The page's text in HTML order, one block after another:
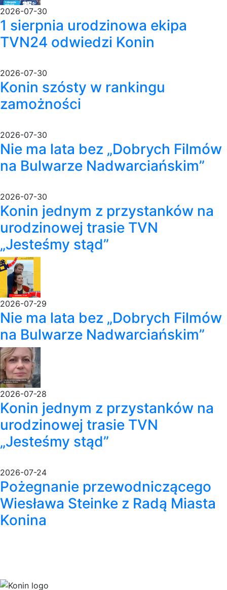
2026-07-30
1 sierpnia urodzinowa ekipa
TVN24 odwiedzi Konin
2026-07-30
Konin szósty w rankingu
zamożności
2026-07-30
Nie ma lata bez „Dobrych Filmów
na Bulwarze Nadwarciańskim”
2026-07-30
Konin jednym z przystanków na
urodzinowej trasie TVN
„Jesteśmy stąd”
2026-07-29
Nie ma lata bez „Dobrych Filmów
na Bulwarze Nadwarciańskim”
2026-07-28
Konin jednym z przystanków na
urodzinowej trasie TVN
„Jesteśmy stąd”
2026-07-24
Pożegnanie przewodniczącego
Wiesława Steinke z Radą Miasta
Konina